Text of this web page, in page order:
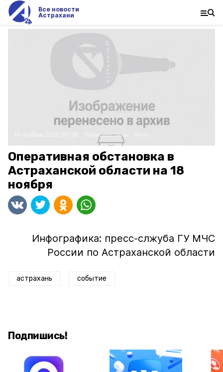
Все новости
Астрахани
Происшествия
Оперативная обстановка в
Астраханской области на 18
ноября
Инфографика: пресс-слжуба ГУ МЧС
России по Астраханской области
астрахань событие
Подпишись!